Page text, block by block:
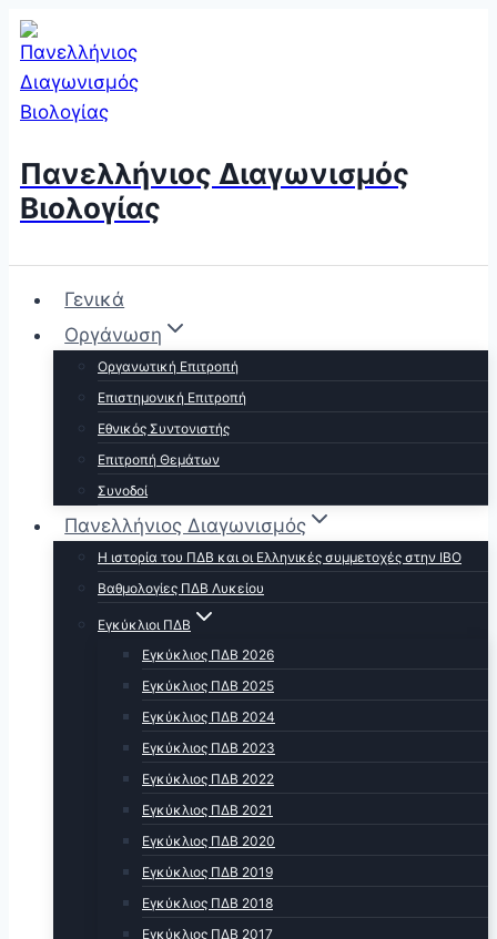
Skip
to
content
Πανελλήνιος Διαγωνισμός
Βιολογίας
Γενικά
Οργάνωση
Οργανωτική Επιτροπή
Επιστημονική Επιτροπή
Εθνικός Συντονιστής
Επιτροπή Θεμάτων
Συνοδοί
Πανελλήνιος Διαγωνισμός
Η ιστορία του ΠΔΒ και οι Ελληνικές συμμετοχές στην ΙΒΟ
Βαθμολογίες ΠΔΒ Λυκείου
Εγκύκλιοι ΠΔΒ
Εγκύκλιος ΠΔΒ 2026
Εγκύκλιος ΠΔΒ 2025
Εγκύκλιος ΠΔΒ 2024
Εγκύκλιος ΠΔΒ 2023
Εγκύκλιος ΠΔΒ 2022
Εγκύκλιος ΠΔΒ 2021
Εγκύκλιος ΠΔΒ 2020
Εγκύκλιος ΠΔΒ 2019
Εγκύκλιος ΠΔΒ 2018
Εγκύκλιος ΠΔΒ 2017